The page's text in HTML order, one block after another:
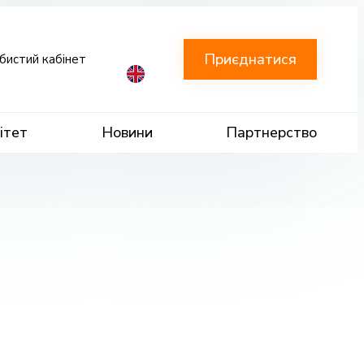
Новини Партнерство
кабінет Приєднатися